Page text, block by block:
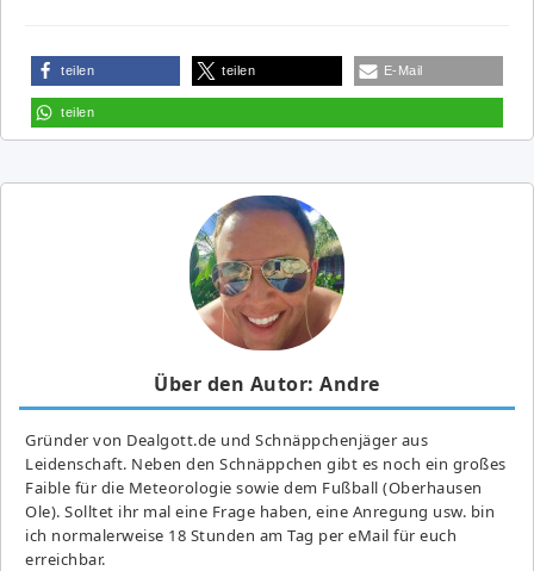
teilen teilen E-Mail
teilen
Über den Autor: Andre
Gründer von Dealgott.de und Schnäppchenjäger aus
Leidenschaft. Neben den Schnäppchen gibt es noch ein großes
Fai­ble für die Meteorologie sowie dem Fußball (Oberhausen
Ole). Solltet ihr mal eine Frage haben, eine Anregung usw. bin
ich normalerweise 18 Stunden am Tag per eMail für euch
erreichbar.